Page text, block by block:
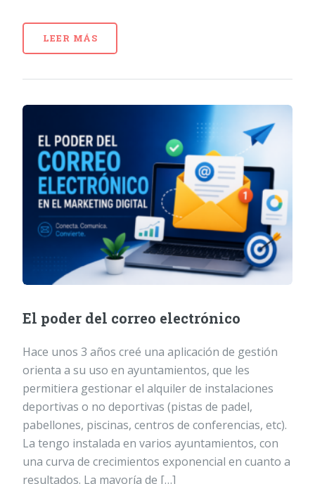
LEER MÁS
El poder del correo electrónico
Hace unos 3 años creé una aplicación de gestión
orienta a su uso en ayuntamientos, que les
permitiera gestionar el alquiler de instalaciones
deportivas o no deportivas (pistas de padel,
pabellones, piscinas, centros de conferencias, etc).
La tengo instalada en varios ayuntamientos, con
una curva de crecimientos exponencial en cuanto a
resultados. La mayoría de […]